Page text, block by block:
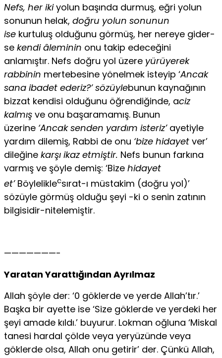
Nefs, her ikiyolun başında durmuş, eğri yolun
sonunun helak, doğru yolun sonunun
ise kurtuluş olduğunu görmüş, her nereye gider­
se kendi âleminin onu takip edeceğini
anlamıştır. Nefs doğru yol üzere yürüyerek
rabbinin mertebesine yönelmek isteyip ‘Ancak
sana ibadet ederiz?’ sözüylebunun kaynağının
bizzat kendisi olduğunu öğrendiğin­de, aciz
kalmış ve onu başaramamış. Bunun
üzerine ‘Ancak senden yar­dım isteriz’ayetiyle
yardım dilemiş, Rabbi de onu ‘bize hidayet ver’
dile­ğine karşı ikaz etmiştir. Nefs bunun farkına
varmış ve şöyle demiş: ‘Bi­ze hidayet
et’Böyleliklecsırat-ı müstakim (doğru yol)’
sözüyle görmüş olduğu şeyi -ki o senin zatının
bilgisidir-nitelemiştir.
———————-
Yaratan Yarattığından Ayrılmaz
Allah şöyle der: ‘0 göklerde ve yerde Allah’tır.’
Başka bir ayette ise ‘Size göklerde ve yerdeki her
şeyi amade kıl­dı.’ buyurur. Lokman oğluna ‘Miskal
tanesi hardal çölde veya yeryüzün­de veya
göklerde olsa, Allah onu getirir’ der. Çünkü Allah,